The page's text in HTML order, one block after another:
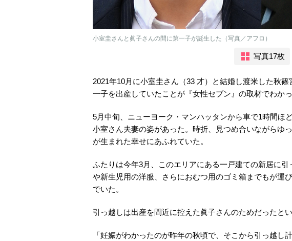
小室圭さんと眞子さんの間に第一子が誕生した（写真／アフロ）
写真17枚
2021年10月に小室圭さん（33 才）と結婚し渡米した秋
一子を出産していたことが『女性セブン』の取材でわかっ
5月中旬、ニューヨーク・マンハッタンから車で1時間ほ
小室さん夫妻の姿があった。時折、見つめ合いながらゆ
が生まれた幸せにあふれていた。
ふたりは今年3月、このエリアにある一戸建ての新居に
や新生児用の洋服、さらにおむつ用のゴミ箱までもが運
でいた。
引っ越しは出産を間近に控えた眞子さんのためだったとい
「妊娠がわかったのが昨年の秋頃で、そこから引っ越し